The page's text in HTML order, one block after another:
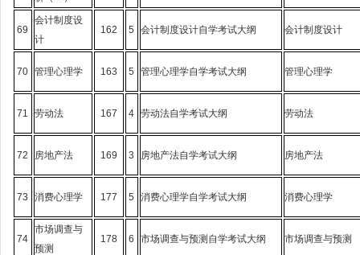
69
会计制度设
计
162 5 会计制度设计自学考试大纲 会计制度设计
70 管理心理学 163 5 管理心理学自学考试大纲 管理心理学
71 劳动法 167 4 劳动法自学考试大纲 劳动法
72 房地产法 169 3 房地产法自学考试大纲 房地产法
73 消费心理学 177 5 消费心理学自学考试大纲 消费心理学
74
市场调查与
预测
178 6 市场调查与预测自学考试大纲 市场调查与预测